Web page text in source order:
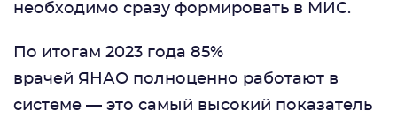
необходимо сразу формировать в МИС.
По итогам 2023 года 85%
врачей ЯНАО полноценно работают в
системе — это самый высокий показатель